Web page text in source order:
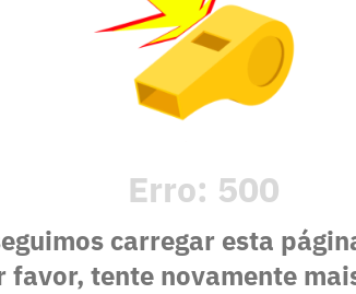
Erro: 500
carregar esta
favor, tente novamente